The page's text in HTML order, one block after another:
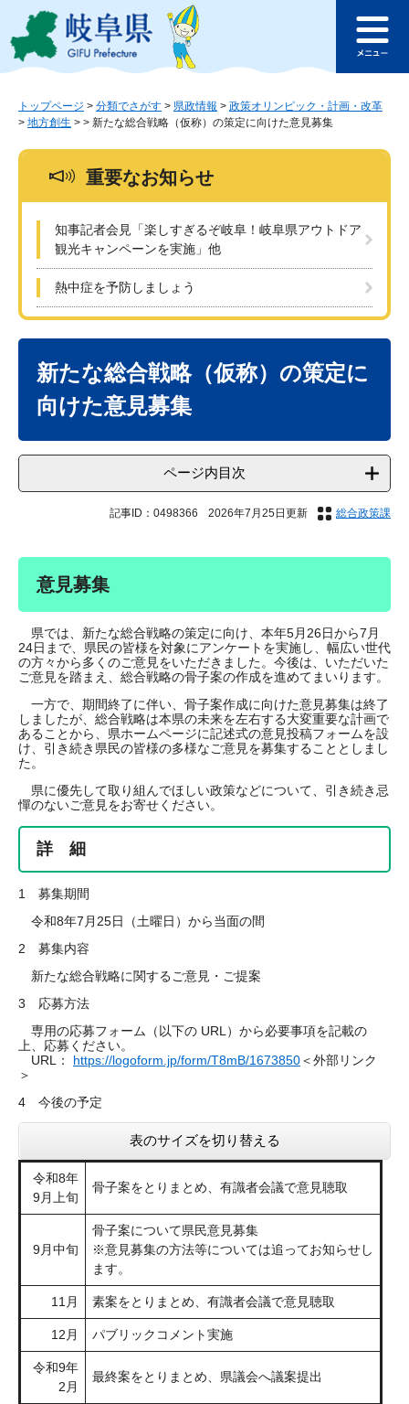
ジ
ュ
このページの本文へ
ュ
トップページ > 分類でさがす > 県政情報 > 政策オリンピック・計画・改革
> 地方創生 > > 新たな総合戦略（仮称）の策定に向けた意見募集
重要なお知らせ
知事記者会見「楽しすぎるぞ岐阜！岐阜県アウトドア
観光キャンペーンを実施」他
熱中症を予防しましょう
新たな総合戦略（仮称）の策定に
向けた意見募集
ページ内目次
記事ID：0498366 2026年7月25日更新 総合政策課
意見募集
県では、新たな総合戦略の策定に向け、本年5月26日から7月
24日まで、県民の皆様を対象にアンケートを実施し、幅広い世代
の方々から多くのご意見をいただきました。今後は、いただいた
ご意見を踏まえ、総合戦略の骨子案の作成を進めてまいります。
一方で、期間終了に伴い、骨子案作成に向けた意見募集は終了
しましたが、総合戦略は本県の未来を左右する大変重要な計画で
あることから、県ホームページに記述式の意見投稿フォームを設
け、引き続き県民の皆様の多様なご意見を募集することとしまし
た。
県に優先して取り組んでほしい政策などについて、引き続き忌
憚のないご意見をお寄せください。
詳 細
1 募集期間
令和8年7月25日（土曜日）から当面の間
2 募集内容
新たな総合戦略に関するご意見・ご提案
3 応募方法
専用の応募フォーム（以下の URL）から必要事項を記載の
上、応募ください。
URL： https://logoform.jp/form/T8mB/1673850＜外部リンク
＞
4 今後の予定
表のサイズを切り替える
令和8年
9月上旬
骨子案をとりまとめ、有識者会議で意見聴取
9月中旬
骨子案について県民意見募集
※意見募集の方法等については追ってお知らせし
ます。
11月 素案をとりまとめ、有識者会議で意見聴取
12月 パブリックコメント実施
令和9年
2月
最終案をとりまとめ、県議会へ議案提出